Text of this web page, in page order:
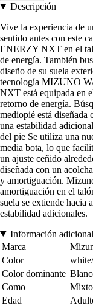
Descripción
Vive la experiencia de
sentido antes con este
ENERZY NXT en el
de energía. También
diseño de su suela
tecnología MIZUNO
NXT está equipada en
retorno de energía.
mediopié está diseñada
una estabilidad
del pie Se utiliza una
media bota, lo que
un ajuste ceñido
diseñada con un
y amortiguación.
amortiguación en el
suela se extiende hacia
estabilidad adicionales.
Información adicional
Marca
Color
Color dominante
Como
Mixto
Edad